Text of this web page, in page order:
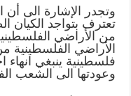
وتجدر الإشارة الى أن
تعترف بتواجد الكيان
من الأراضي
الأراضي الفلسطينية
فلسطينية ينبغي انهاء
وعودتها الى الشعب